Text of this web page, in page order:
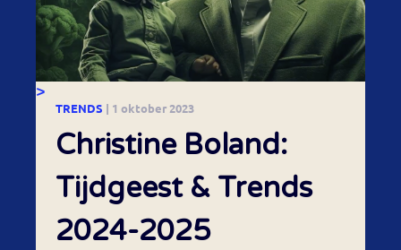
>
TRENDS | 1 oktober 2023
Christine Boland:
Tijdgeest & Trends
2024-2025